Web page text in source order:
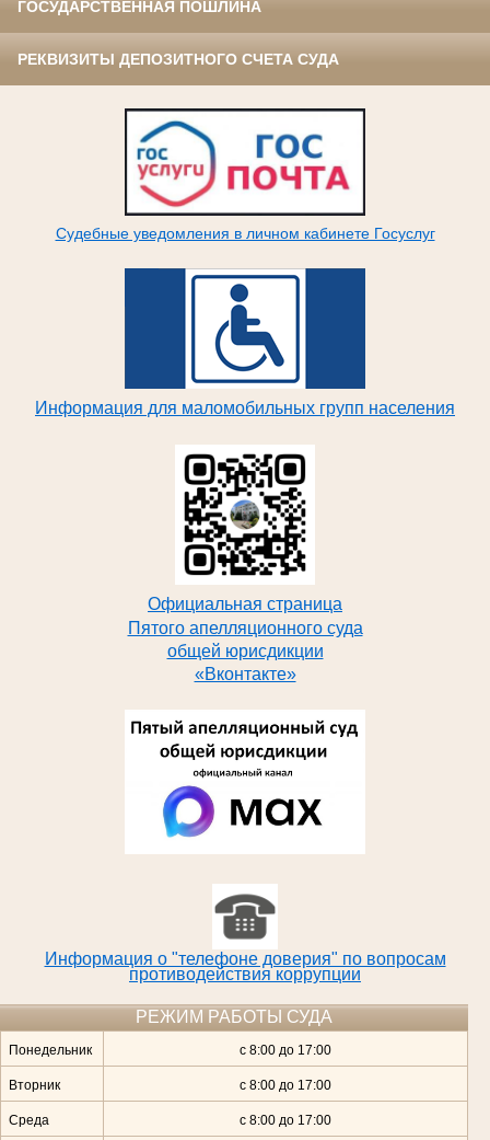
ГОСУДАРСТВЕННАЯ ПОШЛИНА
РЕКВИЗИТЫ ДЕПОЗИТНОГО СЧЕТА СУДА
Судебные уведомления в личном кабинете Госуслуг
Информация для маломобильных групп населения
Официальная страница
Пятого апелляционного суда
общей юрисдикции
«Вконтакте»
Информация о "телефоне доверия" по вопросам
противодействия коррупции
РЕЖИМ РАБОТЫ СУДА
Понедельник с 8:00 до 17:00
Вторник с 8:00 до 17:00
Среда с 8:00 до 17:00